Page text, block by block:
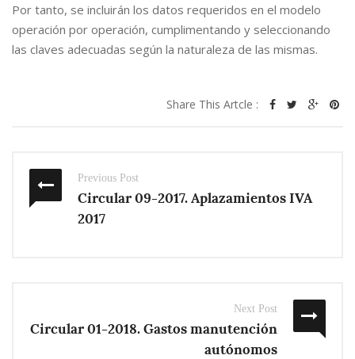
Por tanto, se incluirán los datos requeridos en el modelo
operación por operación, cumplimentando y seleccionando
las claves adecuadas según la naturaleza de las mismas.
Share This Artcle :
Previous Post
Circular 09-2017. Aplazamientos IVA
2017
Next Post
Circular 01-2018. Gastos manutención
autónomos